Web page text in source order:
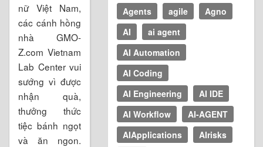
nữ Việt Nam,
các cánh hồng
nhà GMO-
Z.com Vietnam
Lab Center vui
sướng vì được
nhận quà,
thưởng thức
tiệc bánh ngọt
và ăn ngon.
Agents
agile
Agno
AI
ai agent
AI Automation
AI Coding
AI Engineering
AI IDE
AI Workflow
AI-AGENT
AIApplications
AIrisks